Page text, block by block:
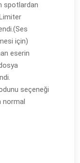
spotlardan
için)
eserin
seçeneği
normal